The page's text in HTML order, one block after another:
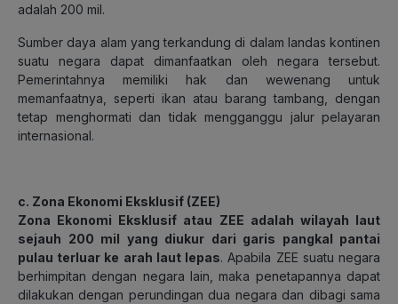
adalah 200 mil.
Sumber daya alam yang terkandung di dalam landas kontinen
suatu negara dapat dimanfaatkan oleh negara tersebut.
Pemerintahnya memiliki hak dan wewenang untuk
memanfaatnya, seperti ikan atau barang tambang, dengan
tetap menghormati dan tidak mengganggu jalur pelayaran
internasional.
c. Zona Ekonomi Eksklusif (ZEE)
Zona Ekonomi Eksklusif atau ZEE adalah wilayah laut
sejauh 200 mil yang diukur dari garis pangkal pantai
pulau terluar ke arah laut lepas. Apabila ZEE suatu negara
berhimpitan dengan negara lain, maka penetapannya dapat
dilakukan dengan perundingan dua negara dan dibagi sama